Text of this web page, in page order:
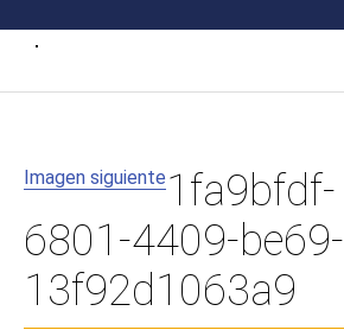
Imagen siguiente 1fa9bfdf-
6801-4409-be69-
13f92d1063a9